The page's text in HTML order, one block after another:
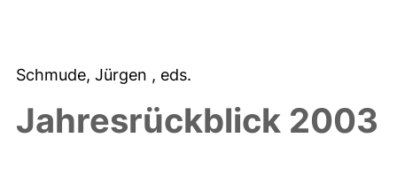
Schmude, Jürgen , eds.
Jahresrückblick 2003